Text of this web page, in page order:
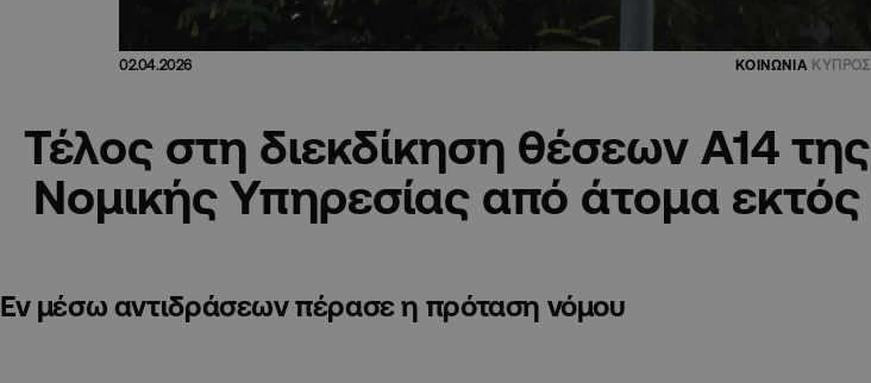
02.04.2026 ΚΟΙΝΩΝΙΑ ΚΥΠΡΟΣ
Τέλος στη διεκδίκηση θέσεων Α14 της
Νομικής Υπηρεσίας από άτομα εκτός
Εν μέσω αντιδράσεων πέρασε η πρόταση νόμου